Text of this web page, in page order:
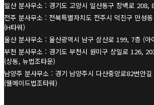
일산 분사무소 : 경기도 고양시 일산동구 장백로 208,
전주 분사무소 : 전북특별자치도 전주시 덕진구 만성
(H타워)
울산 분사무소 : 울산광역시 남구 삼산로 199, 7층 (아
부천 분사무소 : 경기도 부천시 원미구 상일로 126,
(상동, 뉴법조타운)
남양주 분사무소 : 경기 남양주시 다산중앙로82번안
(웰메이드법조타워)